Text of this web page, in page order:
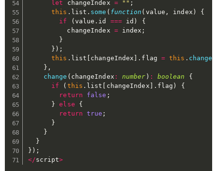
let changeIndex = "" ;
this . list . some ( function ( value , index )
{
if
( value . id === id )
{
          changeIndex
= index ;
}
} ) ;
this . list changeIndex . flag = this . change
} ,
change ( changeIndex : number ) : boolean
{
if
( this . list changeIndex . flag )
{
return
false ;
}
else
{
return
true ;
}
}
}
} ) ;
</script>